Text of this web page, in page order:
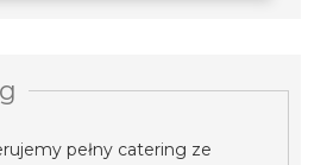
pełny catering ze